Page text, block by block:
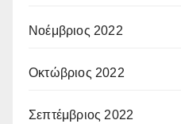
Νοέμβριος 2022
Οκτώβριος 2022
Σεπτέμβριος 2022